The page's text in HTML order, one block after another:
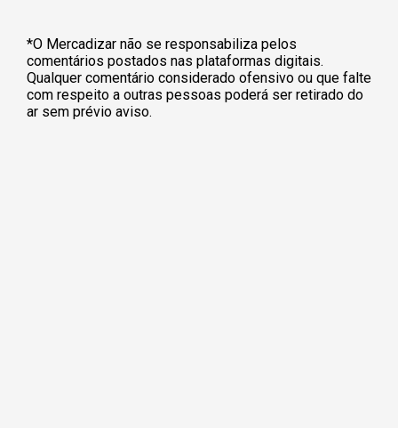
*O Mercadizar não se responsabiliza pelos
comentários postados nas plataformas digitais.
Qualquer comentário considerado ofensivo ou que falte
com respeito a outras pessoas poderá ser retirado do
ar sem prévio aviso.